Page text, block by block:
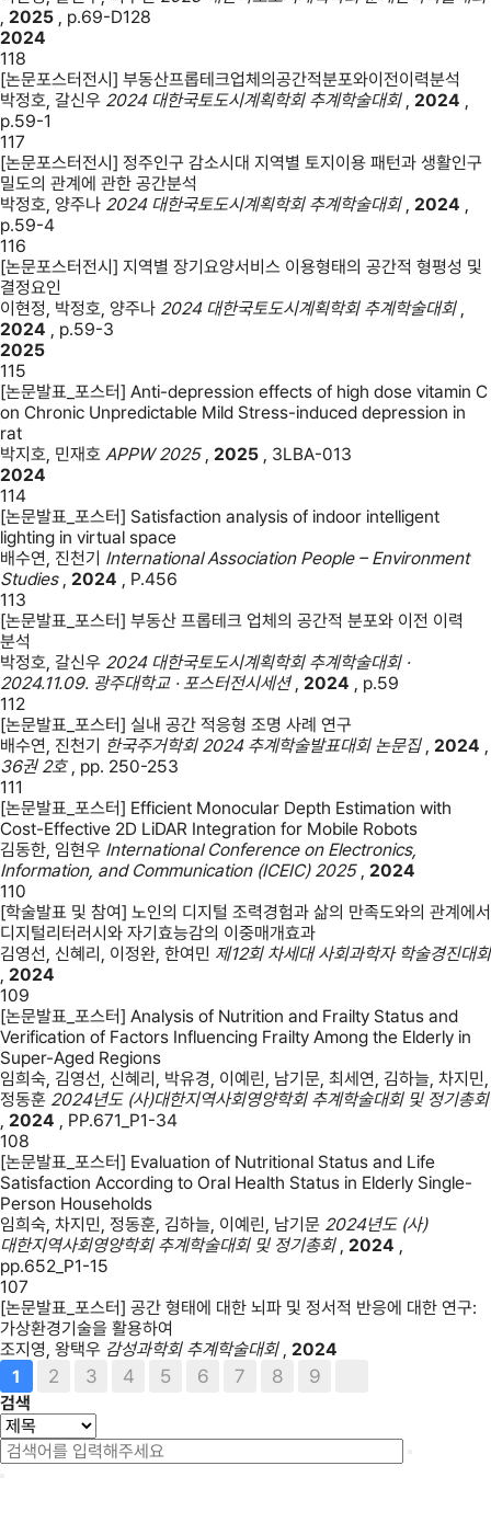
, 2025 , p.69-D128
2024
118
[논문포스터전시] 부동산프롭테크업체의공간적분포와이전이력분석
박정호, 갈신우 2024 대한국토도시계획학회 추계학술대회, 2024 ,
p.59-1
117
[논문포스터전시] 정주인구 감소시대 지역별 토지이용 패턴과 생활인구
밀도의 관계에 관한 공간분석
박정호, 양주나 2024 대한국토도시계획학회 추계학술대회, 2024 ,
p.59-4
116
[논문포스터전시] 지역별 장기요양서비스 이용형태의 공간적 형평성 및
결정요인
이현정, 박정호, 양주나 2024 대한국토도시계획학회 추계학술대회,
2024 , p.59-3
2025
115
[논문발표_포스터] Anti-depression effects of high dose vitamin C
on Chronic Unpredictable Mild Stress-induced depression in
rat
박지호, 민재호 APPW 2025, 2025 , 3LBA-013
2024
114
[논문발표_포스터] Satisfaction analysis of indoor intelligent
lighting in virtual space
배수연, 진천기 International Association People – Environment
Studies, 2024 , P.456
113
[논문발표_포스터] 부동산 프롭테크 업체의 공간적 분포와 이전 이력
분석
박정호, 갈신우 2024 대한국토도시계획학회 추계학술대회 ·
2024.11.09. 광주대학교 · 포스터전시세션, 2024 , p.59
112
[논문발표_포스터] 실내 공간 적응형 조명 사례 연구
배수연, 진천기 한국주거학회 2024 추계학술발표대회 논문집, 2024 ,
36권 2호 , pp. 250-253
111
[논문발표_포스터] Efficient Monocular Depth Estimation with
Cost-Effective 2D LiDAR Integration for Mobile Robots
김동한, 임현우 International Conference on Electronics,
Information, and Communication (ICEIC) 2025, 2024
110
[학술발표 및 참여] 노인의 디지털 조력경험과 삶의 만족도와의 관계에서
디지털리터러시와 자기효능감의 이중매개효과
김영선, 신혜리, 이정완, 한여민 제12회 차세대 사회과학자 학술경진대회
, 2024
109
[논문발표_포스터] Analysis of Nutrition and Frailty Status and
Verification of Factors Influencing Frailty Among the Elderly in
Super-Aged Regions
임희숙, 김영선, 신혜리, 박유경, 이예린, 남기문, 최세연, 김하늘, 차지민,
정동훈 2024년도 (사)대한지역사회영양학회 추계학술대회 및 정기총회
, 2024 , PP.671_P1-34
108
[논문발표_포스터] Evaluation of Nutritional Status and Life
Satisfaction According to Oral Health Status in Elderly Single-
Person Households
임희숙, 차지민, 정동훈, 김하늘, 이예린, 남기문 2024년도 (사)
대한지역사회영양학회 추계학술대회 및 정기총회, 2024 ,
pp.652_P1-15
107
[논문발표_포스터] 공간 형태에 대한 뇌파 및 정서적 반응에 대한 연구:
가상환경기술을 활용하여
조지영, 왕택우 감성과학회 추계학술대회, 2024
1
2 3 4 5 6 7 8 9
검색